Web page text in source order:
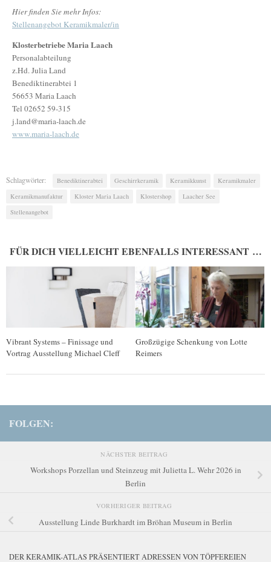
Hier finden Sie mehr Infos:
Stellenangebot Keramikmaler/in
Klosterbetriebe Maria Laach
Personalabteilung
z.Hd. Julia Land
Benediktinerabtei 1
56653 Maria Laach
Tel 02652 59-315
j.land@maria-laach.de
www.maria-laach.de
Schlagwörter: Benediktinerabtei Geschirrkeramik Keramikkunst
Keramikmaler
Keramikmanufaktur
Kloster Maria Laach Klostershop
Laacher See
Stellenangebot
FÜR DICH VIELLEICHT EBENFALLS INTERESSANT …
Vibrant Systems – Finissage und
Vortrag Ausstellung Michael Cleff
Großzügige Schenkung von Lotte
Reimers
FOLGEN:
NÄCHSTER BEITRAG
Workshops Porzellan und Steinzeug mit Julietta L. Wehr 2026 in
Berlin
VORHERIGER BEITRAG
Ausstellung Linde Burkhardt im Bröhan Museum in Berlin
DER KERAMIK-ATLAS PRÄSENTIERT ADRESSEN VON TÖPFEREIEN